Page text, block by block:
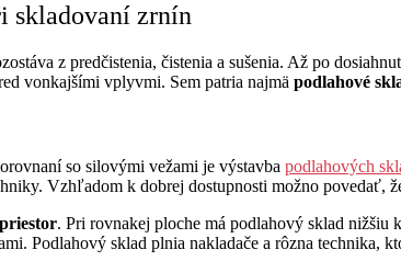
skladovaní zrnín
z predčistenia, čistenia a sušenia. Až po
vonkajšími vplyvmi. Sem patria najmä podlahové
so silovými vežami je výstavba podlahových
Vzhľadom k dobrej dostupnosti možno povedať,
. Pri rovnakej ploche má podlahový sklad nižšiu
Podlahový sklad plnia nakladače a rôzna technika,